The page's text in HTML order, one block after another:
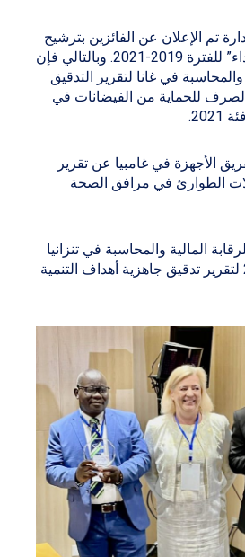
تم الإعلان عن الفائزين بترشيح
“أفضل تقرير تدقيق أداء” للفترة 2019-2021. وبالتالي فإن
والمحاسبة في غانا لتقرير التدقيق
الصرف للحماية من الفيضانات في
جائزة 2020 لفريق الأجهزة في غامبيا عن تقرير
الطوارئ في مرافق الصحة
المالية والمحاسبة في تنزانيا
على جائزة عام 2019 لتقرير تدقيق جاهزية أهداف التنمية